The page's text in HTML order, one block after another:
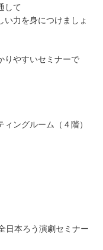
して
い力を身につけましょ
りやすいセミナーで
ングルーム（４階）
日本ろう演劇セミナー